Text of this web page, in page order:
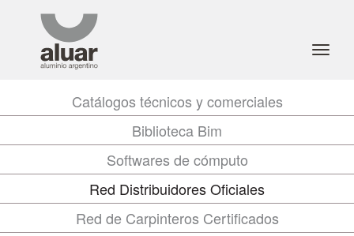
Catálogos técnicos y comerciales
Biblioteca Bim
Softwares de cómputo
Red Distribuidores Oficiales
Red de Carpinteros Certificados